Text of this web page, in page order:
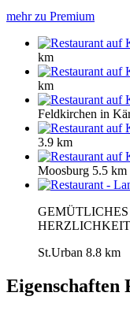
mehr zu Premium
km
km
Feldkirchen in
3.9 km
Moosburg 5.5 km
St.Urban 8.8 km
Eigenschaften